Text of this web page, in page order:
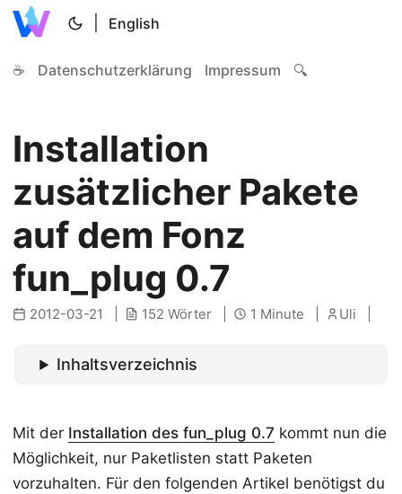
English
☕ Datenschutzerklärung Impressum 🔍
Installation
zusätzlicher Pakete
auf dem Fonz
fun_plug 0.7
2012-03-21 152 Wörter 1 Minute Uli
Inhaltsverzeichnis
Mit der Installation des fun_plug 0.7 kommt nun die
Möglichkeit, nur Paketlisten statt Paketen
vorzuhalten. Für den folgenden Artikel benötigst du